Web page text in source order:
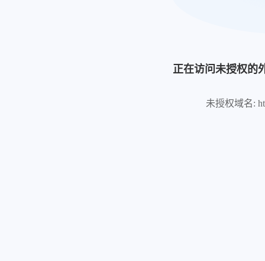
正在访问未授权的
未授权域名: